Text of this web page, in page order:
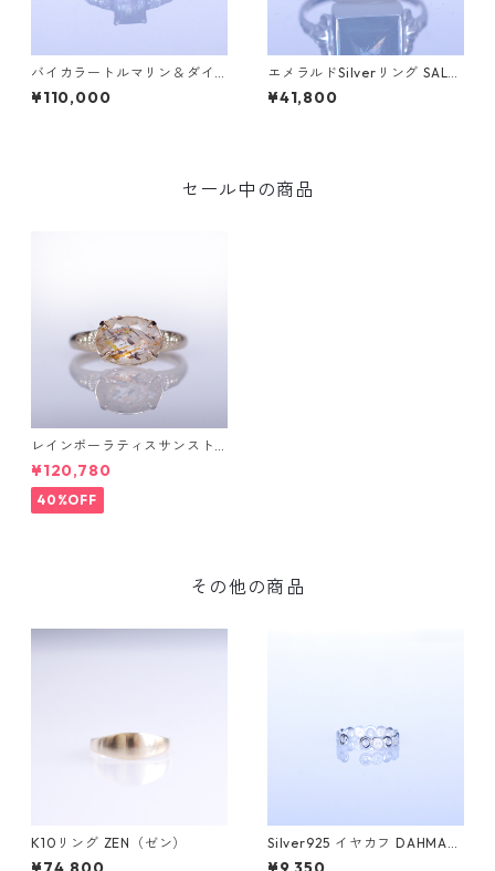
バイカラートルマリン＆ダイ
ヤK10リング FATA(ファタ）[F
016]
¥110,000
エメラルドSilverリング SALG
A(サルガ）[S005]
¥41,800
セール中の商品
レインボーラティスサンスト
ーン＆ダイヤK10リング FATA
(ファタ）[F019]
¥120,780
40%OFF
その他の商品
K10リング ZEN（ゼン）
Silver925 イヤカフ DAHMA
(ダーマ)